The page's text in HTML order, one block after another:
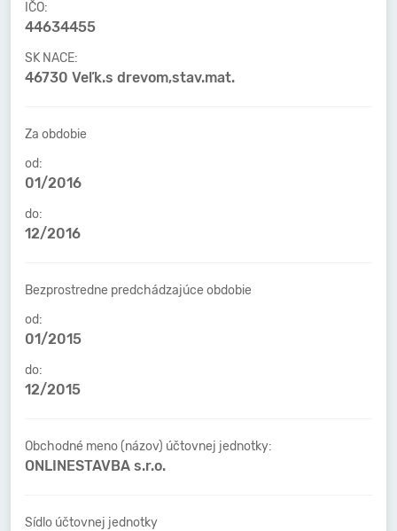
IČO:
44634455
SK NACE:
46730 Veľk.s drevom,stav.mat.
Za obdobie
od:
01/2016
do:
12/2016
Bezprostredne predchádzajúce obdobie
od:
01/2015
do:
12/2015
Obchodné meno (názov) účtovnej jednotky:
ONLINESTAVBA s.r.o.
Sídlo účtovnej jednotky